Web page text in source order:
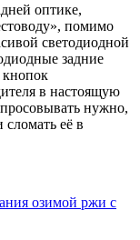
оптике,
помимо
светодиодной
задние
кнопок
в настоящую
нужно,
её в
озимой ржи с